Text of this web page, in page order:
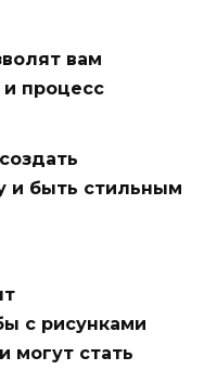
вам
процесс
и быть стильным
с рисунками
могут стать